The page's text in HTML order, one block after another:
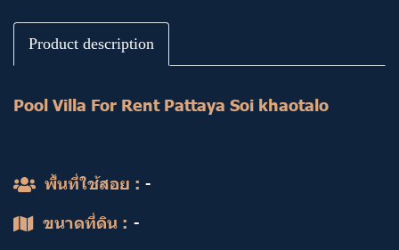
Product description
Pool Villa For Rent Pattaya Soi khaotalo
พื้นที่ใช้สอย : -
ขนาดที่ดิน : -